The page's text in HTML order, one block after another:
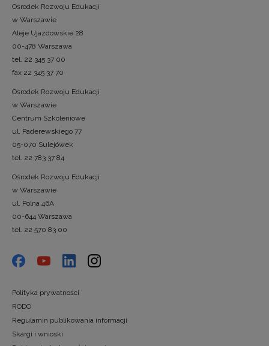
Ośrodek Rozwoju Edukacji
w Warszawie
Aleje Ujazdowskie 28
00-478 Warszawa
tel. 22 345 37 00
fax 22 345 37 70
Ośrodek Rozwoju Edukacji
w Warszawie
Centrum Szkoleniowe
ul. Paderewskiego 77
05-070 Sulejówek
tel. 22 783 37 84
Ośrodek Rozwoju Edukacji
w Warszawie
ul. Polna 46A
00-644 Warszawa
tel. 22 570 83 00
Polityka prywatności
RODO
Regulamin publikowania informacji
Skargi i wnioski